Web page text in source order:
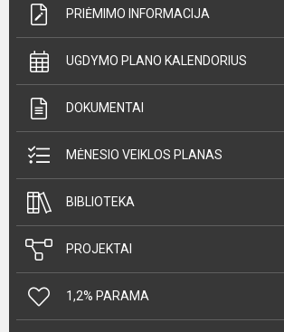
PRIĖMIMO INFORMACIJA
UGDYMO PLANO KALENDORIUS
DOKUMENTAI
MĖNESIO VEIKLOS PLANAS
BIBLIOTEKA
PROJEKTAI
1,2% PARAMA